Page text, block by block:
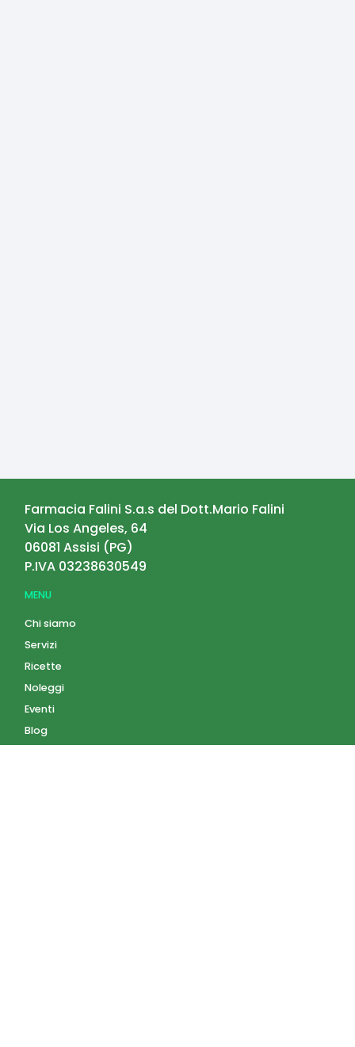
Farmacia Falini S.a.s del Dott.Mario Falini
Via Los Angeles, 64
06081 Assisi (PG)
P.IVA 03238630549
MENU
Chi siamo
Servizi
Ricette
Noleggi
Eventi
Blog